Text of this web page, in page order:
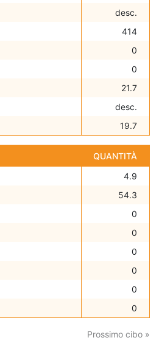
desc.
414
0
0
21.7
desc.
19.7
QUANTITÀ
4.9
54.3
0
0
0
0
0
0
Prossimo cibo »